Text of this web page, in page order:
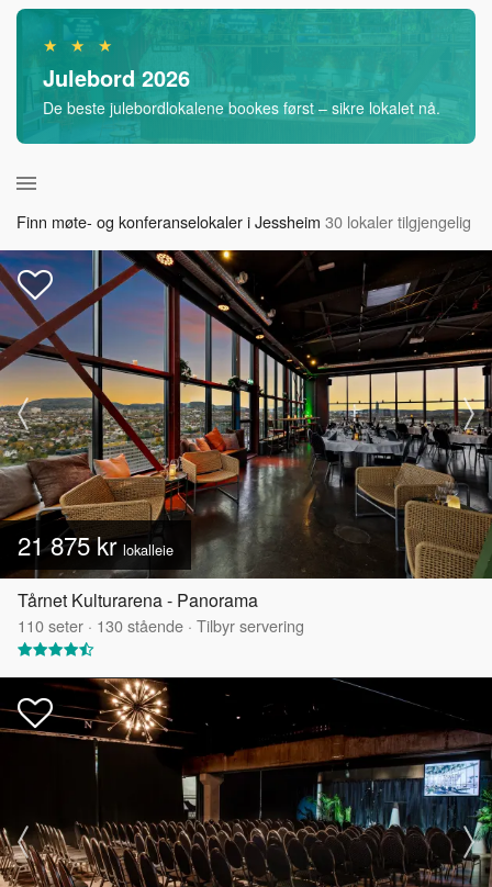
★ ★ ★
Julebord 2026
De beste julebordlokalene bookes først – sikre lokalet nå.
Finn møte- og konferanselokaler i Jessheim 30 lokaler tilgjengelig
21 875 krlokalleie
Tårnet Kulturarena - Panorama
110seter · 130stående · Tilbyr servering